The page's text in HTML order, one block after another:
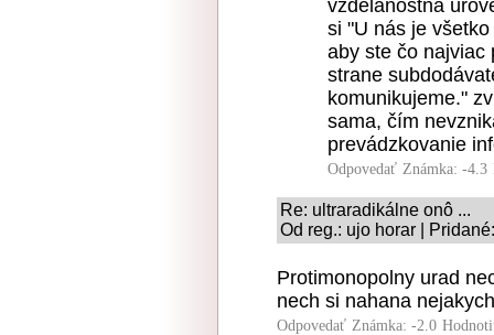
vzdelanostná
si "U nás je
aby ste čo najviac
strane
komunikujeme."
sama, čím
prevádzkovanie
Odpovedať Známka: -4.3
Re: ultraradikálne onô ...
Od reg.: ujo horar |
Protimonopolny urad
nech si nahana
Odpovedať Známka: -2.0